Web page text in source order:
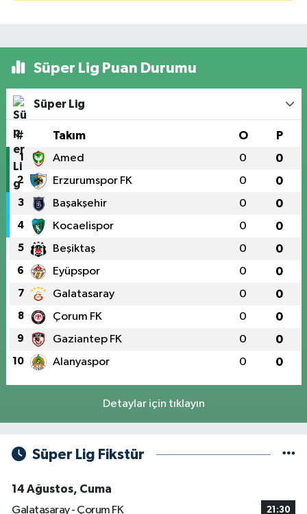
Süper Lig Puan Durumu
Süper Lig
# Takım O P
1 Amed 0 0
2 Erzurumspor FK 0 0
3 Başakşehir 0 0
4 Kocaelispor 0 0
5 Beşiktaş 0 0
6 Eyüpspor 0 0
7 Galatasaray 0 0
8 Çorum FK 0 0
9 Gaziantep FK 0 0
10 Alanyaspor 0 0
Detaylar için tıklayın
Süper Lig Fikstür
14 Ağustos, Cuma
Galatasaray - Çorum FK
21:30